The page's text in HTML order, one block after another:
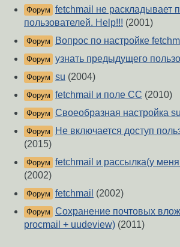
Форум fetchmail не раскладывает
пользователей. Help!!! (2001)
Форум Вопрос по настройке
Форум узнать предыдущего
Форум su (2004)
Форум fetchmail и поле CC (2010)
Форум Своеобразная настройка
Форум
Не включается доступ
(2015)
Форум fetchmail и рассылка(у
(2002)
Форум fetchmail (2002)
Форум Сохранение почтовых
procmail + uudeview) (2011)